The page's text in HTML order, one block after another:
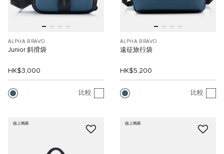
ALPHA BRAVO
Junior 斜揹袋
HK$3,000
比較
ALPHA BRAVO
遠征旅行袋
HK$5,200
比較
線上獨家 線上獨家